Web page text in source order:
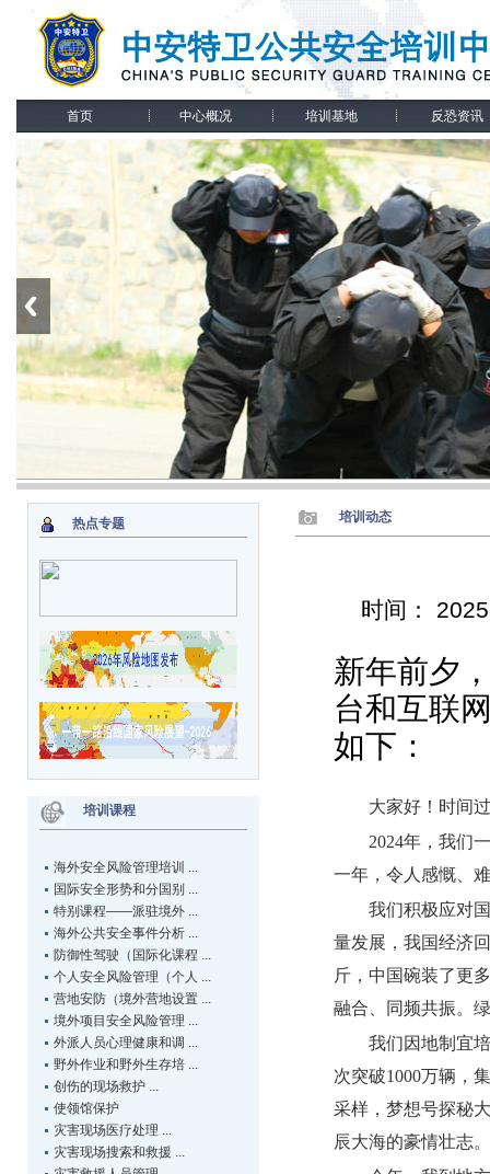
首页 中心概况 培训基地 反恐资讯
热点专题
培训课程
海外安全风险管理培训 ...
国际安全形势和分国别 ...
特别课程——派驻境外 ...
海外公共安全事件分析 ...
防御性驾驶（国际化课程 ...
个人安全风险管理（个人 ...
营地安防（境外营地设置 ...
境外项目安全风险管理 ...
外派人员心理健康和调 ...
野外作业和野外生存培 ...
创伤的现场救护 ...
使领馆保护
灾害现场医疗处理 ...
灾害现场搜索和救援 ...
培训动态
时间：
新年前夕
台和互联
如下：
大家好！时间
2024年，我们
一年，令人感慨、
我们积极应对
量发展，我国经济
斤，中国碗装了更
融合、同频共振。
我们因地制宜
次突破1000万辆，
采样，梦想号探秘
辰大海的豪情壮志。